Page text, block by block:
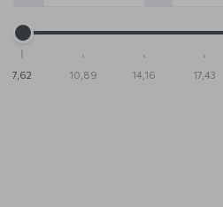
7,62 10,89 14,16 17,43